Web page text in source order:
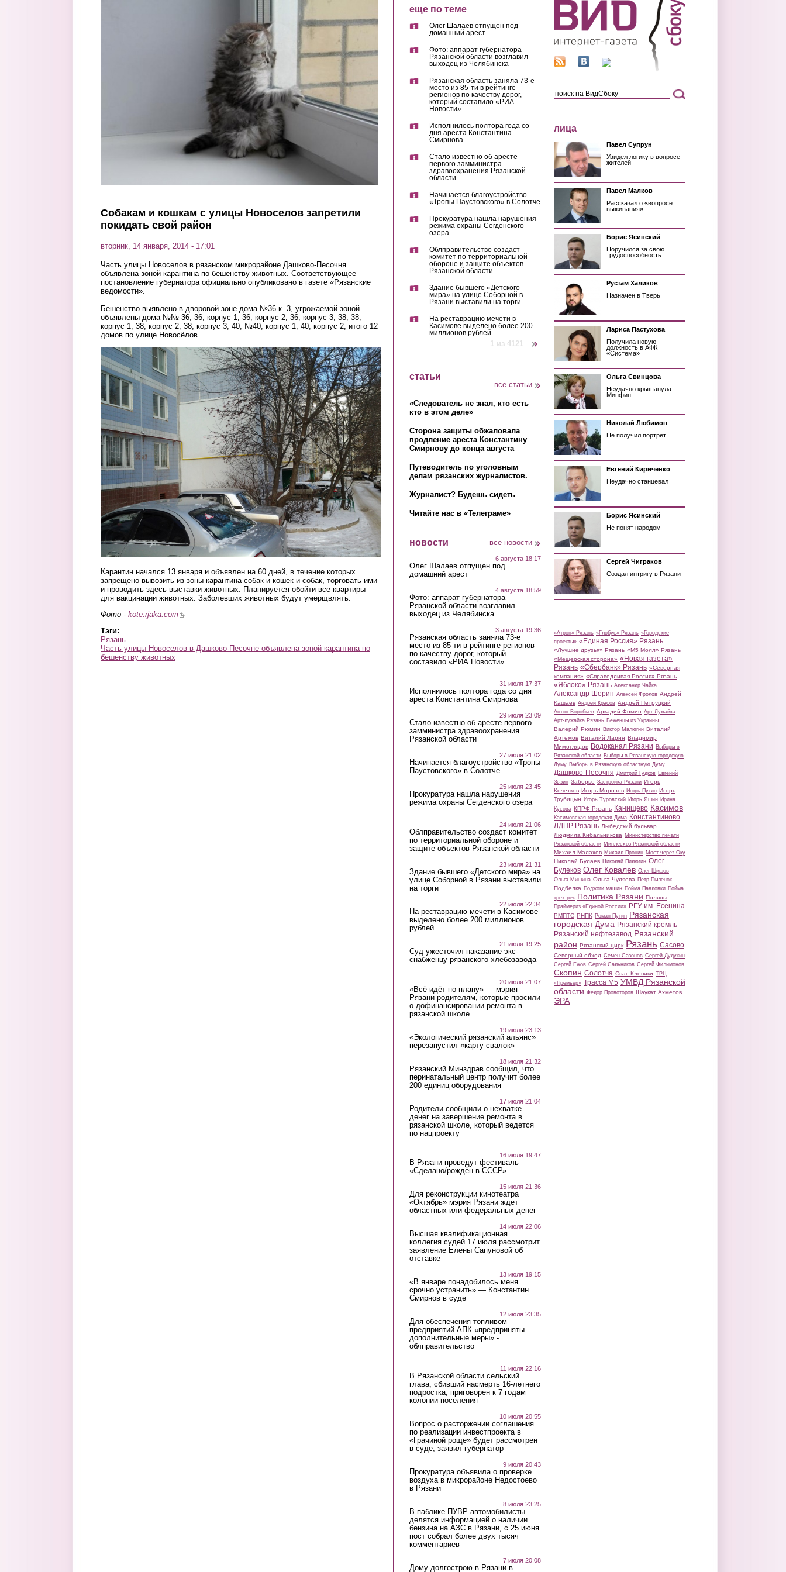
Собакам и кошкам с улицы Новоселов запретили
покидать свой район
вторник, 14 января, 2014 - 17:01
Часть улицы Новоселов в рязанском микрорайоне Дашково-Песочня
объявлена зоной карантина по бешенству животных. Соответствующее
постановление губернатора официально опубликовано в газете «Рязанские
ведомости».
Бешенство выявлено в дворовой зоне дома №36 к. 3, угрожаемой зоной
объявлены дома №№ 36; 36, корпус 1; 36, корпус 2; 36, корпус 3; 38; 38,
корпус 1; 38, корпус 2; 38, корпус 3; 40; №40, корпус 1; 40, корпус 2, итого 12
домов по улице Новосёлов.
gde-to.jpg
Карантин начался 13 января и объявлен на 60 дней, в течение которых
запрещено вывозить из зоны карантина собак и кошек и собак, торговать ими
и проводить здесь выставки животных. Планируется обойти все квартиры
для вакцинации животных. Заболевших животных будут умерщвлять.
Фото - kote.rjaka.com(link is external)
Тэги:
Рязань
Часть улицы Новоселов в Дашково-Песочне объявлена зоной карантина по
бешенству животных
еще по теме
Олег Шалаев отпущен под
домашний арест
Фото: аппарат губернатора
Рязанской области возглавил
выходец из Челябинска
Рязанская область заняла 73-е
место из 85-ти в рейтинге
регионов по качеству дорог,
который составило «РИА
Новости»
Исполнилось полтора года со
дня ареста Константина
Смирнова
Стало известно об аресте
первого замминистра
здравоохранения Рязанской
области
Начинается благоустройство
«Тропы Паустовского» в Солотче
Прокуратура нашла нарушения
режима охраны Сегденского
озера
Облправительство создаст
комитет по территориальной
обороне и защите объектов
Рязанской области
Здание бывшего «Детского
мира» на улице Соборной в
Рязани выставили на торги
На реставрацию мечети в
Касимове выделено более 200
миллионов рублей
1 из 4121
статьи
все статьи
«Следователь не знал, кто есть
кто в этом деле»
Сторона защиты обжаловала
продление ареста Константину
Смирнову до конца августа
Путеводитель по уголовным
делам рязанских журналистов.
Журналист? Будешь сидеть
Читайте нас в «Телеграме»
новости все новости
6 августа 18:17
Олег Шалаев отпущен под
домашний арест
4 августа 18:59
Фото: аппарат губернатора
Рязанской области возглавил
выходец из Челябинска
3 августа 19:36
Рязанская область заняла 73-е
место из 85-ти в рейтинге регионов
по качеству дорог, который
составило «РИА Новости»
31 июля 17:37
Исполнилось полтора года со дня
ареста Константина Смирнова
29 июля 23:09
Стало известно об аресте первого
замминистра здравоохранения
Рязанской области
27 июля 21:02
Начинается благоустройство «Тропы
Паустовского» в Солотче
25 июля 23:45
Прокуратура нашла нарушения
режима охраны Сегденского озера
24 июля 21:06
Облправительство создаст комитет
по территориальной обороне и
защите объектов Рязанской области
23 июля 21:31
Здание бывшего «Детского мира» на
улице Соборной в Рязани выставили
на торги
22 июля 22:34
На реставрацию мечети в Касимове
выделено более 200 миллионов
рублей
21 июля 19:25
Суд ужесточил наказание экс-
снабженцу рязанского хлебозавода
20 июля 21:07
«Всё идёт по плану» — мэрия
Рязани родителям, которые просили
о дофинансировании ремонта в
рязанской школе
19 июля 23:13
«Экологический рязанский альянс»
перезапустил «карту свалок»
18 июля 21:32
Рязанский Минздрав сообщил, что
перинатальный центр получит более
200 единиц оборудования
17 июля 21:04
Родители сообщили о нехватке
денег на завершение ремонта в
рязанской школе, который ведется
по нацпроекту
16 июля 19:47
В Рязани проведут фестиваль
«Сделано/рождён в СССР»
15 июля 21:36
Для реконструкции кинотеатра
«Октябрь» мэрия Рязани ждет
областных или федеральных денег
14 июля 22:06
Высшая квалификационная
коллегия судей 17 июля рассмотрит
заявление Елены Сапуновой об
отставке
13 июля 19:15
«В январе понадобилось меня
срочно устранить» — Константин
Смирнов в суде
12 июля 23:35
Для обеспечения топливом
предприятий АПК «предприняты
дополнительные меры» -
облправительство
11 июля 22:16
В Рязанской области сельский
глава, сбивший насмерть 16-летнего
подростка, приговорен к 7 годам
колонии-поселения
10 июля 20:55
Вопрос о расторжении соглашения
по реализации инвестпроекта в
«Грачиной роще» будет рассмотрен
в суде, заявил губернатор
9 июля 20:43
Прокуратура объявила о проверке
воздуха в микрорайоне Недостоево
в Рязани
8 июля 23:25
В паблике ПУВР автомобилисты
делятся информацией о наличии
бензина на АЗС в Рязани, с 25 июня
пост собрал более двух тысяч
комментариев
7 июля 20:08
Дому-долгострою в Рязани в
лица
Павел Супрун
Увидел логику в вопросе
жителей
Павел Малков
Рассказал о «вопросе
выживания»
Борис Ясинский
Поручился за свою
трудоспособность
Рустам Халиков
Назначен в Тверь
Лариса Пастухова
Получила новую
должность в АФК
«Система»
Ольга Свинцова
Неудачно крышанула
Минфин
Николай Любимов
Не получил портрет
Евгений Кириченко
Неудачно станцевал
Борис Ясинский
Не понят народом
Сергей Чиграков
Создал интригу в Рязани
«Атрон» Рязань «Глобус» Рязань «Городские
проекты» «Единая Россия» Рязань
«Лучшие друзья» Рязань «М5 Молл» Рязань
«Мещерская сторона» «Новая газета»
Рязань «Сбербанк» Рязань «Северная
компания» «Справедливая Россия» Рязань
«Яблоко» Рязань Александр Чайка
Александр Шерин Алексей Фролов Андрей
Кашаев Андрей Красов Андрей Петруцкий
Антон Воробьев Аркадий Фомин Арт-Лужайка
Арт-лужайка Рязань Беженцы из Украины
Валерий Рюмин Виктор Малюгин Виталий
Артемов Виталий Ларин Владимир
Мимоглядов Водоканал Рязани Выборы в
Рязанской области Выборы в Рязанскую городскую
Думу Выборы в Рязанскую областную Думу
Дашково-Песочня Дмитрий Гудков Евгений
Зызин Заборье Застройка Рязани Игорь
Кочетков Игорь Морозов Игорь Путин Игорь
Трубицын Игорь Туровский Игорь Яшин Ирина
Кусова КПРФ Рязань Канищево Касимов
Касимовская городская Дума Константиново
ЛДПР Рязань Лыбедский бульвар
Людмила Кибальникова Министерство печати
Рязанской области Минлесхоз Рязанской области
Михаил Малахов Михаил Пронин Мост через Оку
Николай Булаев Николай Пилюгин Олег
Булеков Олег Ковалев Олег Шишов
Ольга Мишина Ольга Чуляева Петр Пыленок
Подбелка Поджоги машин Пойма Павловки Пойма
трех рек Политика Рязани Поляны
Праймериз «Единой России» РГУ им. Есенина
РМПТС РНПК Роман Путин Рязанская
городская Дума Рязанский кремль
Рязанский нефтезавод Рязанский
район Рязанский цирк Рязань Сасово
Северный обход Семен Сазонов Сергей Дудукин
Сергей Ежов Сергей Сальников Сергей Филимонов
Скопин Солотча Спас-Клепики ТРЦ
«Премьер» Трасса М5 УМВД Рязанской
области Федор Провоторов Шаукат Ахметов
ЭРА